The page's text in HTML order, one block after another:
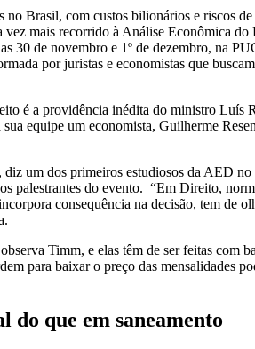
Brasil, com custos bilionários e riscos de
vez mais recorrido à Análise Econômica
30 de novembro e 1º de dezembro, na
por juristas e economistas que
é a providência inédita do ministro Luís
equipe um economista, Guilherme
um dos primeiros estudiosos da AED
do evento. “Em Direito,
consequência na decisão, tem de
Timm, e elas têm de ser feitas com
para baixar o preço das mensalidades
do que em saneamento